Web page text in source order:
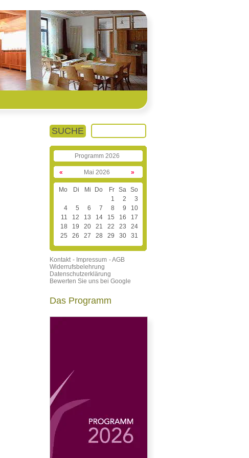
SUCHE
Programm 2026
« Mai 2026 »
Mo Di Mi Do Fr Sa So
1
2
3
4
5 6 7 8 9
10
11
12 13 14 15 16
17
18
19 20 21 22 23
24
25
26 27 28 29 30 31
Kontakt - Impressum - AGB
Widerrufsbelehrung
Datenschutzerklärung
Bewerten Sie uns bei Google
Das Programm